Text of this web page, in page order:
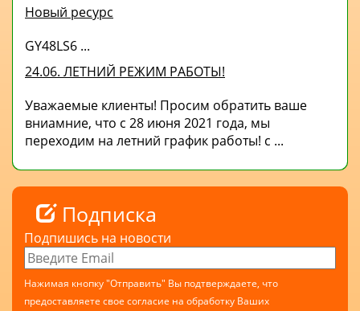
Новый ресурс
GY48LS6 ...
24.06. ЛЕТНИЙ РЕЖИМ РАБОТЫ!
Уважаемые клиенты! Просим обратить ваше
вниамние, что с 28 июня 2021 года, мы
переходим на летний график работы! с ...
Подписка
Подпишись на новости
Нажимая кнопку "Отправить" Вы подтверждаете, что
предоставляете свое согласие на обработку Ваших